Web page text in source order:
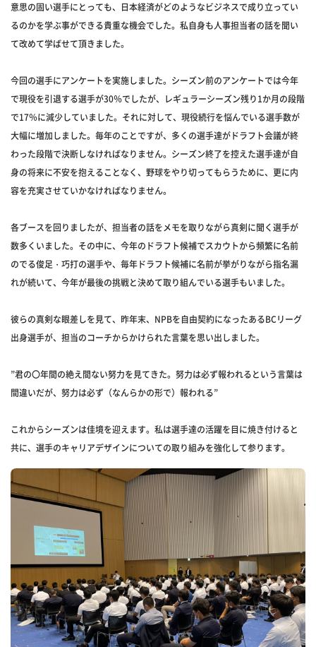
意思の固い選手にとっても、日本経済がどのようなビジネスで成り立ってい
るのかを学ぶ事ができる貴重な機会でした。私自身も人事担当者の話を聞い
て改めて学ばせて頂きました。
今回の選手にアンケートを実施しました。シーズン前のアンケートでは今年
で現役を引退する選手が30％でしたが、レギュラーシーズン残り1か月の段階
で17％に減少していました。それに対して、現役続行を悩んでいる選手数が
大幅に増加しました。毎年のことですが、多くの選手達がドラフト会議が終
わった段階で決断しなければなりません。シーズン終了を控えた選手達が自
身の将来に不安を抱えることなく、野球をやり切ってもらうために、更に内
容を充実させていかなければなりません。
各ブースを回りましたが、担当者の話をメモを取りながら真剣に聞く選手が
数多くいました。その中に、今年のドラフト候補でスカウトから頻繁に名前
のでる俊足・巧打の選手や、毎年ドラフト候補に名前が挙がりながら指名漏
れが続いて、今年が最後の挑戦と決めて取り組んでいる選手もいました。
彼らの真剣な眼差しを見て、昨年末、NPBを自由契約になったあるBCリーグ
出身選手が、担当のコーチからかけられた言葉を思い出しました。
”君の〇年間の絶え間ない努力を見てきた。努力は必ず報われるという言葉は
間違いだが、努力は必ず（なんらかの形で）報われる”
これからシーズンは佳境を迎えます。私は選手達の活躍を目に焼き付けると
共に、選手のキャリアデザインについての取り組みを強化して参ります。